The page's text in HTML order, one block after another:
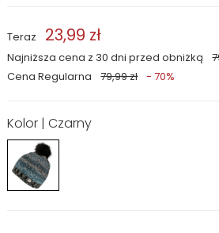
Cena Regularna 79,99 zł - 70%
Najniższa cena z 30 dni przed obniżką
Teraz 23,99 zł
Kolor | Czarny